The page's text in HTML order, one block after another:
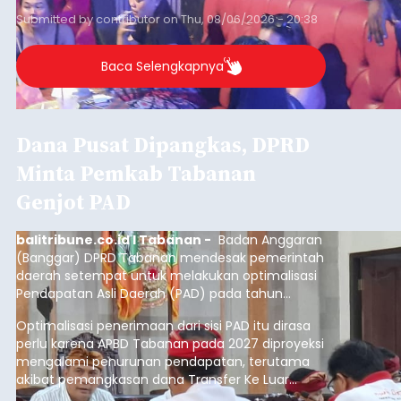
Submitted bycontributoronThu, 08/06/2026 - 20:38
Baca Selengkapnya
Dana Pusat Dipangkas, DPRD
Minta Pemkab Tabanan
Genjot PAD
balitribune.co.id I Tabanan - Badan Anggaran
(Banggar) DPRD Tabanan mendesak pemerintah
daerah setempat untuk melakukan optimalisasi
Pendapatan Asli Daerah (PAD) pada tahun
anggaran 2027.
Optimalisasi penerimaan dari sisi PAD itu dirasa
perlu karena APBD Tabanan pada 2027 diproyeksi
mengalami penurunan pendapatan, terutama
akibat pemangkasan dana Transfer Ke Luar
Daerah (TKD) dari pemerintah pusat.